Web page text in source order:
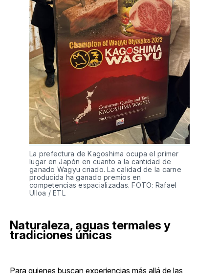
La prefectura de Kagoshima ocupa el primer
lugar en Japón en cuanto a la cantidad de
ganado Wagyu criado. La calidad de la carne
producida ha ganado premios en
competencias espacializadas. FOTO: Rafael
Ulloa / ETL
Naturaleza, aguas termales y
tradiciones únicas
Para quienes buscan experiencias más allá de las